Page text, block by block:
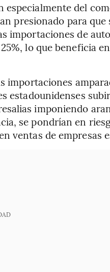
especialmente del
presionado para que
importaciones de
lo que beneficia
importaciones
estadounidenses
imponiendo
se pondrían en
ventas de empresas